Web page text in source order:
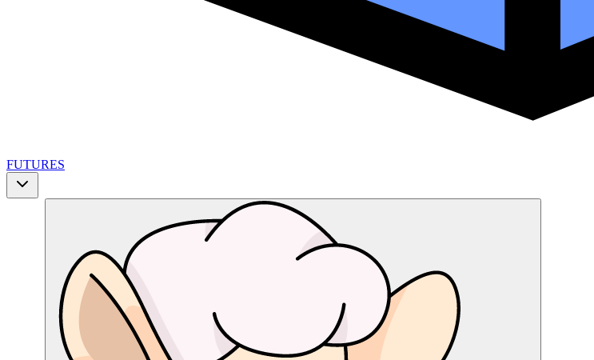
FUTURES